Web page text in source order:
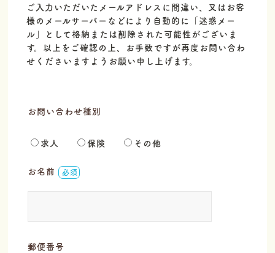
ご入力いただいたメールアドレスに間違い、又はお客
様のメールサーバーなどにより自動的に「迷惑メー
ル」として格納または削除された可能性がございま
す。以上をご確認の上、お手数ですが再度お問い合わ
せくださいますようお願い申し上げます。
お問い合わせ種別
求人 保険 その他
お名前 必須
郵便番号